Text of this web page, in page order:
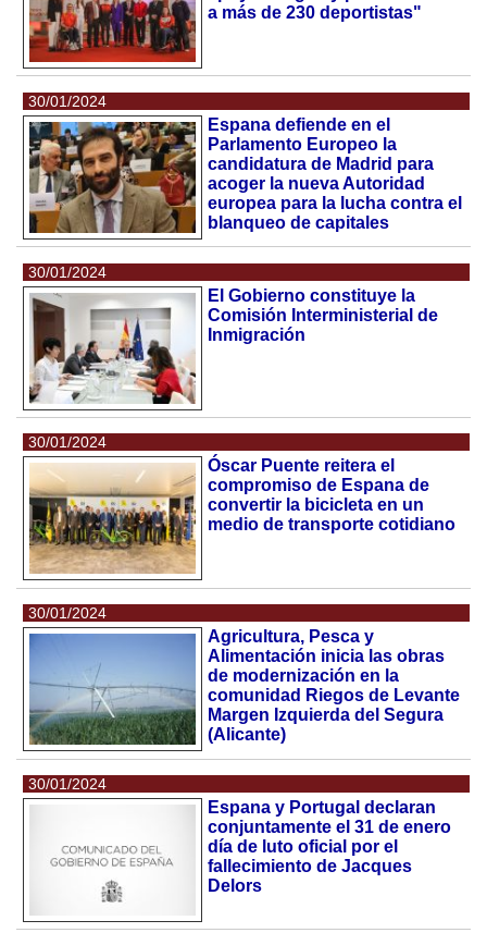
a más de 230 deportistas"
30/01/2024
Espana defiende en el
Parlamento Europeo la
candidatura de Madrid para
acoger la nueva Autoridad
europea para la lucha contra el
blanqueo de capitales
30/01/2024
El Gobierno constituye la
Comisión Interministerial de
Inmigración
30/01/2024
Óscar Puente reitera el
compromiso de Espana de
convertir la bicicleta en un
medio de transporte cotidiano
30/01/2024
Agricultura, Pesca y
Alimentación inicia las obras
de modernización en la
comunidad Riegos de Levante
Margen Izquierda del Segura
(Alicante)
30/01/2024
Espana y Portugal declaran
conjuntamente el 31 de enero
día de luto oficial por el
fallecimiento de Jacques
Delors